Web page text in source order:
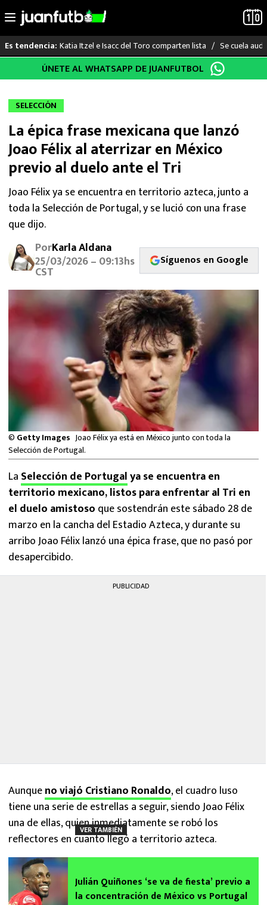
al
Es tendencia: Katia Itzel e Isacc del Toro comparten lista Se cuela
LO ÚLTIMO
LIGA MX
RAYADOS
PUMAS
ATLANTE
SELECCIÓN MEXICANA
FUTBOL INTERNACIONAL
MEXICANOS EN EL EXTRANJERO
FUTBOL ESTUFA
FÓRMULA 1
BOXEO
LIGA MX
NFL
ÚNETE AL WHATSAPP DE JUANFUTBOL
SELECCIÓN
La épica frase mexicana que lanzó
Joao Félix al aterrizar en México
previo al duelo ante el Tri
Joao Félix ya se encuentra en territorio azteca, junto a
toda la Selección de Portugal, y se lució con una frase
que dijo.
PorKarla Aldana
25/03/2026 – 09:13hs
CST
Síguenos en Google
© Getty Images Joao Félix ya está en México junto con toda la
Selección de Portugal.
La Selección de Portugalya se encuentra en
territorio mexicano, listos para enfrentar al Tri en
el duelo amistoso que sostendrán este sábado 28 de
marzo en la cancha del Estadio Azteca, y durante su
arribo Joao Félix lanzó una épica frase, que no pasó por
desapercibido.
PUBLICIDAD
Aunqueno viajó Cristiano Ronaldo, el cuadro luso
tiene una serie de estrellas a seguir, siendo Joao Félix
una de ellas, quien inmediatamente se robó los
reflectores en cuanto llegó a territorio azteca.
VER TAMBIÉN
Julián Quiñones ‘se va de fiesta’ previo a
la concentración de México vs Portugal